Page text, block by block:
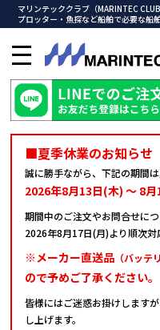
マリンテッククラブ（MARINTEC
プロッター・魚探など船舶で必要な船
メ
ニ
ュ
ー
を
■夏季休業のお知らせ
誠に勝手ながら、下記の期間
2026年8月13日(木) ～ 8
期間中のご注文やお問合せにつ
2026年8月17日(月)より順次対
※メーカー直送品 （バッテ
ので予めご了承ください。
皆様にはご迷惑お掛けします
し上げます。